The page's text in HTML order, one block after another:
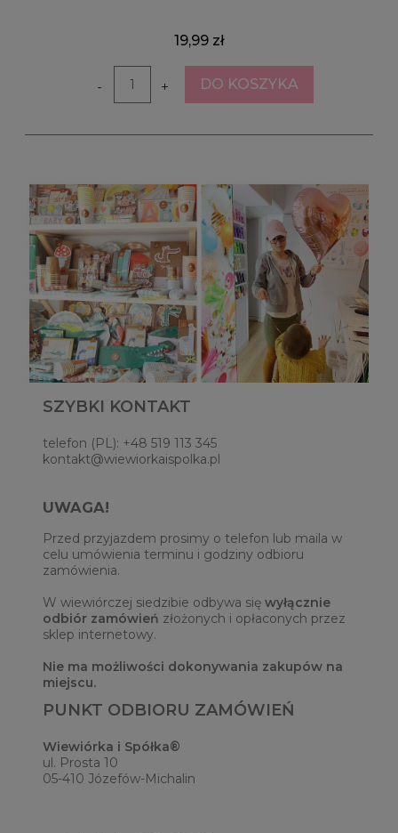
19,99 zł
- + DO KOSZYKA
SZYBKI KONTAKT
telefon (PL): +48 519 113 345
kontakt@wiewiorkaispolka.pl
UWAGA!
Przed przyjazdem prosimy o telefon lub maila w
celu umówienia terminu i godziny odbioru
zamówienia.
W wiewiórczej siedzibie odbywa się wyłącznie
odbiór zamówień złożonych i opłaconych przez
sklep internetowy.
Nie ma możliwości dokonywania zakupów na
miejscu.
PUNKT ODBIORU ZAMÓWIEŃ
Wiewiórka i Spółka®
ul. Prosta 10
05-410 Józefów-Michalin